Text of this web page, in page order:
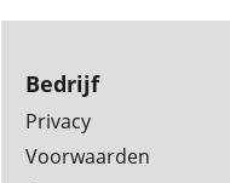
Bedrijf
Privacy
Voorwaarden